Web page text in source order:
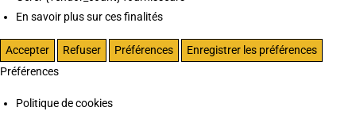
En savoir plus sur ces finalités
Accepter Refuser Préférences
Enregistrer les préférences
Préférences
Politique de cookies